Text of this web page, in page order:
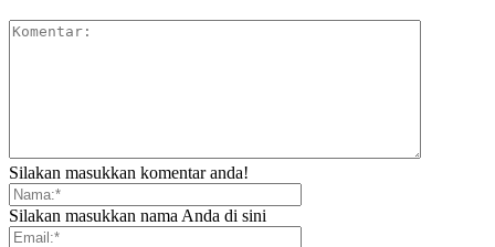
Silakan masukkan komentar anda!
Silakan masukkan nama Anda di sini